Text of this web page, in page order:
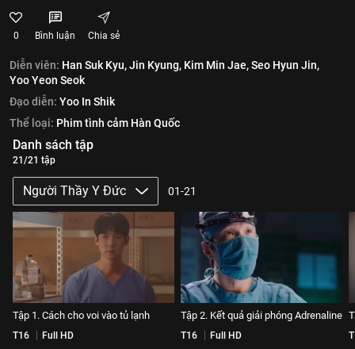
0 Bình luận Chia sẻ
Diễn viên: Han Suk Kyu,Jin Kyung, Kim Min Jae,Seo Hyun Jin,
Yoo Yeon Seok
Đạo diễn: Yoo In Shik
Thể loại: Phim tình cảm Hàn Quốc
Danh sách tập
21/21 tập
Người Thầy Y Đức 01-21
Tập 1. Cách cho voi vào tủ lạnh
T16 Full HD
Tập 2. Kết quả giải phóng Adrenaline
T16 Full HD